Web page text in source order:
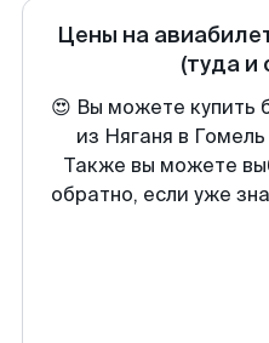
Цены на
(туда и
😍 Вы можете купить
из Няганя в
Также вы можете
обратно, если уже